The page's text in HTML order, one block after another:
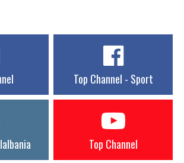
Top Channel - Sport
Top Channel